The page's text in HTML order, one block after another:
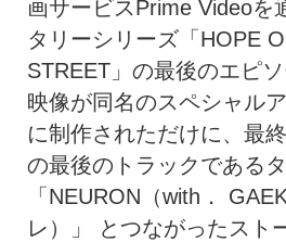
画サービスPrime Videoを
タリーシリーズ「HOPE
STREET」の最後のエピソ
映像が同名のスペシャル
に制作されただけに、最
の最後のトラックである
「NEURON（with．
レ）」 とつながったスト